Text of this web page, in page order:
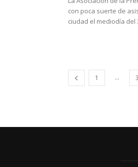
con poca suerte de
ciudad el mediodía del
1 ... 3